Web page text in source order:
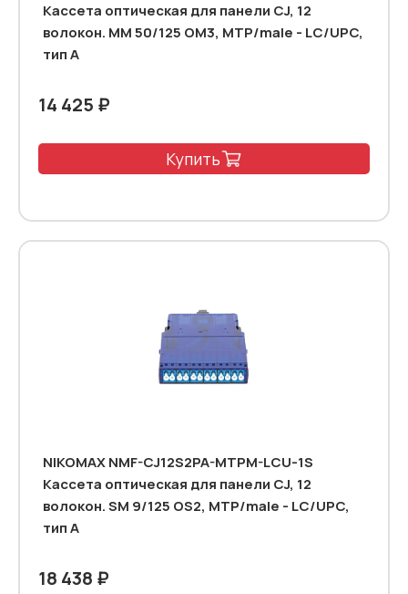
Кассета оптическая для панели CJ, 12
волокон. MM 50/125 OM3, MTP/male - LC/UPC,
тип А
14 425 ₽
Купить
NIKOMAX NMF-CJ12S2PA-MTPM-LCU-1S
Кассета оптическая для панели CJ, 12
волокон. SM 9/125 OS2, MTP/male - LC/UPC,
тип А
18 438 ₽